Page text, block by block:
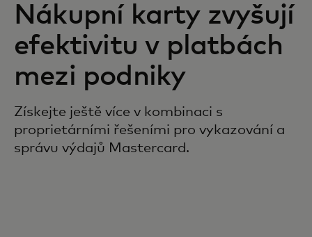
Nákupní karty zvyšují
efektivitu v platbách
mezi podniky
Získejte ještě více v kombinaci s
proprietárními řešeními pro vykazování a
správu výdajů Mastercard.